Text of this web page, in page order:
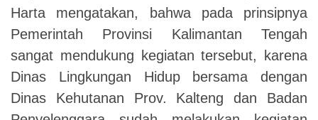
Harta mengatakan, bahwa pada prinsipnya
Pemerintah Provinsi Kalimantan Tengah
sangat mendukung kegiatan tersebut, karena
Dinas Lingkungan Hidup bersama dengan
Dinas Kehutanan Prov. Kalteng dan Badan